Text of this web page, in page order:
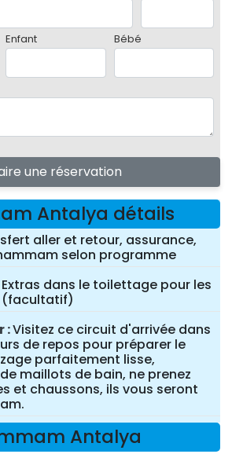
Enfant Bébé
une réservation
Antalya détails
aller et retour, assurance,
selon programme
Extras dans le toilettage pour les
(facultatif)
Visitez ce circuit d'arrivée dans
de repos pour préparer le
parfaitement lisse,
maillots de bain, ne prenez
et chaussons, ils vous seront
Antalya